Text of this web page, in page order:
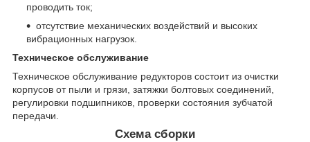
проводить ток;
отсутствие механических воздействий и высоких
вибрационных нагрузок.
Техническое обслуживание
Техническое обслуживание редукторов состоит из очистки
корпусов от пыли и грязи, затяжки болтовых соединений,
регулировки подшипников, проверки состояния зубчатой
передачи.
Схема сборки